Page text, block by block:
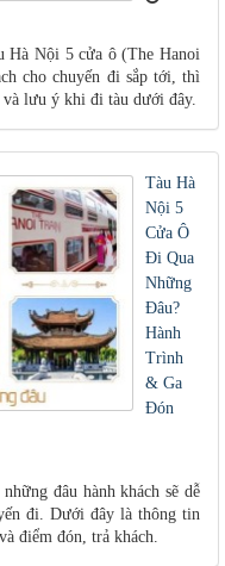
Hà Nội 5 cửa ô (The Hanoi
cho chuyến đi sắp tới, thì
lưu ý khi đi tàu dưới đây.
Tàu Hà
Nội 5
Cửa Ô
Đi Qua
Những
Đâu?
Hành
Trình
& Ga
Đón
đâu hành khách sẽ dễ
đi. Dưới đây là thông tin
điểm đón, trả khách.